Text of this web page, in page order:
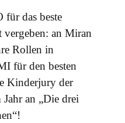
für das beste
vergeben: an Miran
Rollen in
für den besten
Kinderjury der
an „Die drei